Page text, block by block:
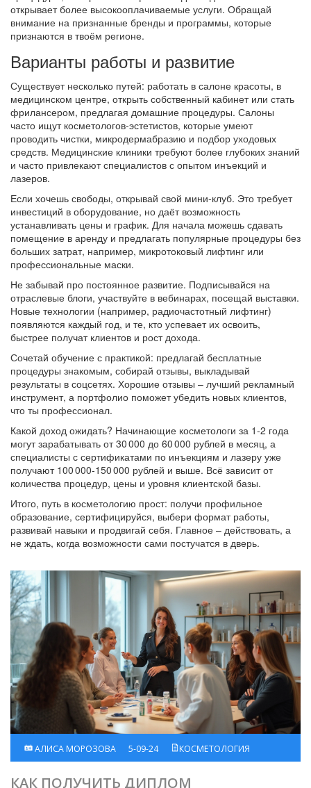
открывает более высокооплачиваемые услуги. Обращай
внимание на признанные бренды и программы, которые
признаются в твоём регионе.
Варианты работы и развитие
Существует несколько путей: работать в салоне красоты, в
медицинском центре, открыть собственный кабинет или стать
фрилансером, предлагая домашние процедуры. Салоны
часто ищут косметологов‑эстетистов, которые умеют
проводить чистки, микродермабразию и подбор уходовых
средств. Медицинские клиники требуют более глубоких знаний
и часто привлекают специалистов с опытом инъекций и
лазеров.
Если хочешь свободы, открывай свой мини‑клуб. Это требует
инвестиций в оборудование, но даёт возможность
устанавливать цены и график. Для начала можешь сдавать
помещение в аренду и предлагать популярные процедуры без
больших затрат, например, микротоковый лифтинг или
профессиональные маски.
Не забывай про постоянное развитие. Подписывайся на
отраслевые блоги, участвуйте в вебинарах, посещай выставки.
Новые технологии (например, радиочастотный лифтинг)
появляются каждый год, и те, кто успевает их освоить,
быстрее получат клиентов и рост дохода.
Сочетай обучение с практикой: предлагай бесплатные
процедуры знакомым, собирай отзывы, выкладывай
результаты в соцсетях. Хорошие отзывы – лучший рекламный
инструмент, а портфолио поможет убедить новых клиентов,
что ты профессионал.
Какой доход ожидать? Начинающие косметологи за 1‑2 года
могут зарабатывать от 30 000 до 60 000 рублей в месяц, а
специалисты с сертификатами по инъекциям и лазеру уже
получают 100 000‑150 000 рублей и выше. Всё зависит от
количества процедур, цены и уровня клиентской базы.
Итого, путь в косметологию прост: получи профильное
образование, сертифицируйся, выбери формат работы,
развивай навыки и продвигай себя. Главное – действовать, а
не ждать, когда возможности сами постучатся в дверь.
АЛИСА МОРОЗОВА 5-09-24 КОСМЕТОЛОГИЯ
КАК ПОЛУЧИТЬ ДИПЛОМ